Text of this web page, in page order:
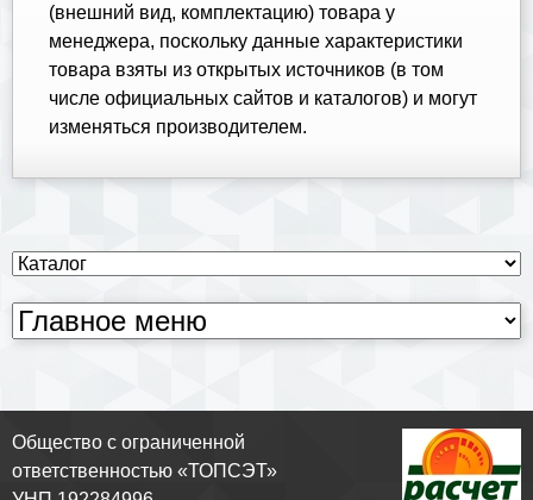
(внешний вид, комплектацию) товара у
менеджера, поскольку данные характеристики
товара взяты из открытых источников (в том
числе официальных сайтов и каталогов) и могут
изменяться производителем.
Общество с ограниченной
ответственностью «ТОПСЭТ»